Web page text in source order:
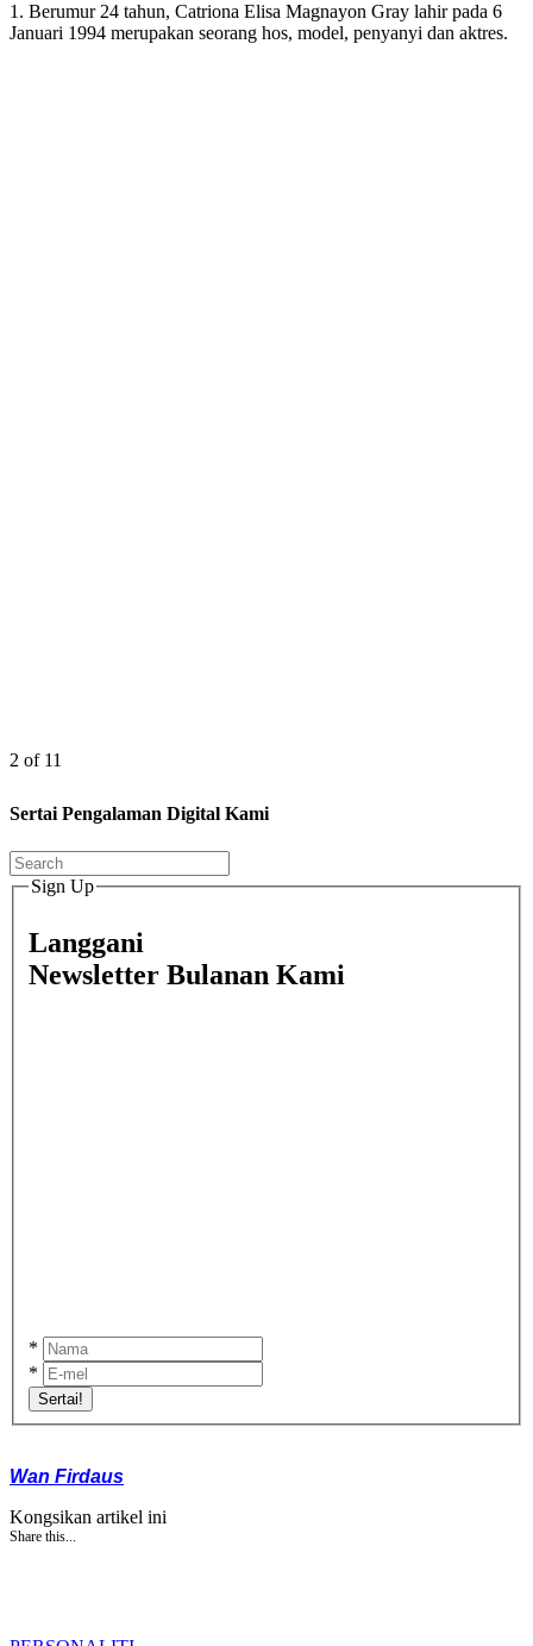
1. Berumur 24 tahun, Catriona Elisa Magnayon Gray lahir pada 6
Januari 1994 merupakan seorang hos, model, penyanyi dan aktres.
2 of 11
Sertai Pengalaman Digital Kami
Sign Up
Langgani
Newsletter Bulanan Kami
*
*
Sertai!
Wan Firdaus
Kongsikan artikel ini
Share this...